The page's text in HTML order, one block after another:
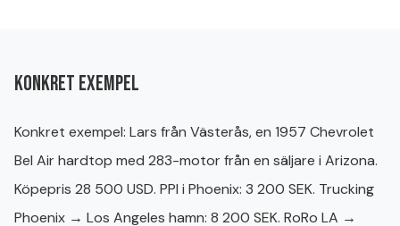
Konkret exempel
Konkret exempel: Lars från Västerås, en 1957 Chevrolet
Bel Air hardtop med 283-motor från en säljare i Arizona.
Köpepris 28 500 USD. PPI i Phoenix: 3 200 SEK. Trucking
Phoenix → Los Angeles hamn: 8 200 SEK. RoRo LA →